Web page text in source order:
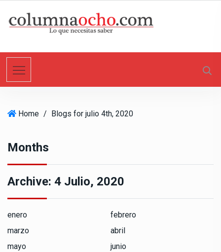
t
Home / Blogs for julio 4th, 2020
Months
Archive: 4 Julio, 2020
enero
febrero
marzo
abril
mayo
junio